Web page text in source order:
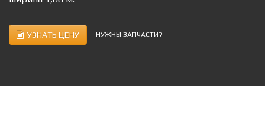
УЗНАТЬ ЦЕНУ НУЖНЫ ЗАПЧАСТИ?